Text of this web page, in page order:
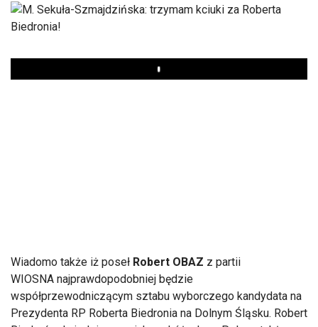
Play
Wiadomo także iż poseł Robert OBAZ z partii
WIOSNA najprawdopodobniej będzie
współprzewodniczącym sztabu wyborczego kandydata na
Prezydenta RP Roberta Biedronia na Dolnym Śląsku. Robert